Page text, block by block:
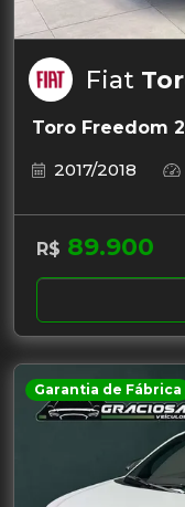
Fiat
Toro Freedom
2017/2018
R$ 89.900
Garantia de Fábrica